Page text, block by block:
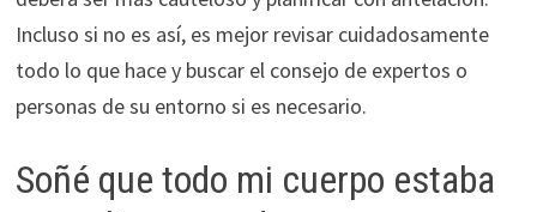
Incluso si no es así, es mejor revisar cuidadosamente
todo lo que hace y buscar el consejo de expertos o
personas de su entorno si es necesario.
Soñé que todo mi cuerpo estaba